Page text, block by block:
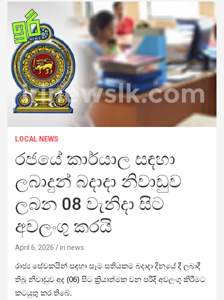
LOCAL NEWS
රජයේ කාර්යාල සඳහා
ලබාදුන් බදාදා නිවාඩුව
ලබන 08 වැනිදා සිට
අවලංගු කරයි
April 6, 2026 iri news
රාජ්‍ය සේවකයින් සඳහා සෑම සතියකම බදාදා දිනයේ දී ලබාදී
තිබූ නිවාඩුව අද (06) සිට ක්‍රියාත්මක වන පරිදි අවලංගු කිරීමට
කටයුතු කර තිබේ.